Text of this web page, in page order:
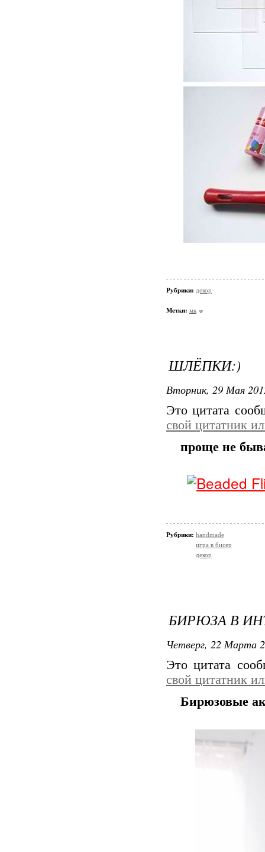
Рубрики: декор
Метки: мк
ШЛЁПКИ:)
Вторник, 29 Мая
Это цитата
свой цитатник
проще не
Рубрики: handmade
игра в бисер
декор
БИРЮЗА В
Четверг, 22 Марта
Это цитата
свой цитатник
Бирюзовые